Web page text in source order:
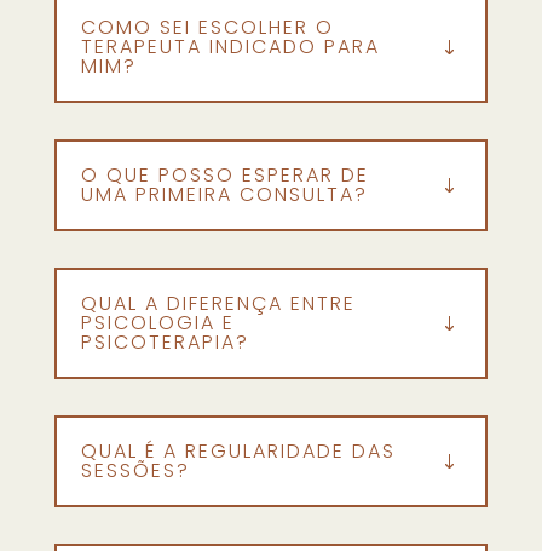
COMO SEI ESCOLHER O
TERAPEUTA INDICADO PARA
MIM?
O QUE POSSO ESPERAR DE
UMA PRIMEIRA CONSULTA?
QUAL A DIFERENÇA ENTRE
PSICOLOGIA E
PSICOTERAPIA?
QUAL É A REGULARIDADE DAS
SESSÕES?